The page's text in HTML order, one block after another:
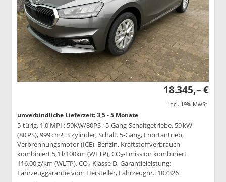
18.345,– €
incl. 19% MwSt.
unverbindliche Lieferzeit: 3,5 - 5 Monate
5-türig, 1.0 MPI ; 59KW/80PS ; 5-Gang-Schaltgetriebe, 59 kW
(80 PS), 999 cm³, 3 Zylinder, Schalt. 5-Gang, Frontantrieb,
Verbrennungsmotor (ICE), Benzin, Kraftstoffverbrauch
kombiniert 5,1 l/100km (WLTP), CO₂-Emission kombiniert
116.00 g/km (WLTP), CO₂-Klasse D, Garantieleistung:
Fahrzeuggarantie vom Hersteller, Fahrzeugnr.: 107326